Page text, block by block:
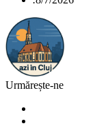
Urmărește-ne